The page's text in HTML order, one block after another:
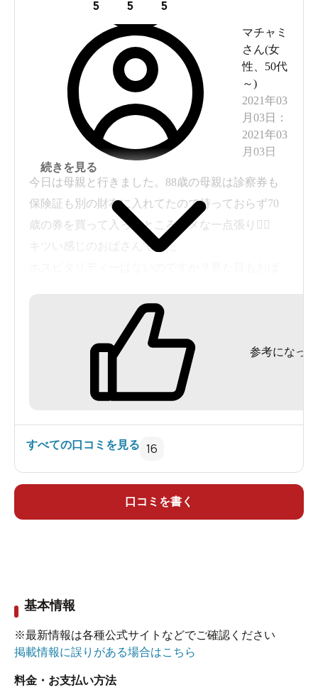
5 5 5
マチャミ
さん(女
性
50代
～)
2021年03
月03日
：
2021年03
月03日
今日は母親と行きました。88歳の母親は診察券も
保険証も別の財布に入れてたので持っておらず70
歳の券を買って入ったところダメな一点張り🙅‍♀️
キツい感じのおばさんでした
続きを見る
参考になった
すべての口コミを見る 16
口コミを書く
基本情報
※最新情報は各種公式サイトなどでご確認ください
掲載情報に誤りがある場合はこちら
料金・お支払い方法